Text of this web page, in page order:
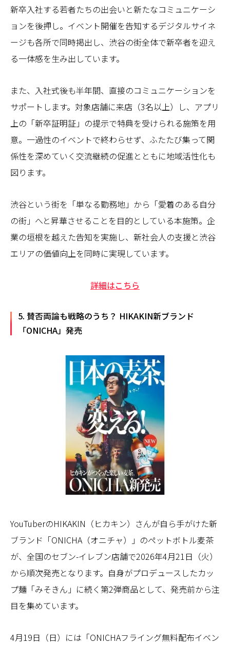
新卒入社する若者たちの出会いと新たなコミュニケーシ
ョンを後押し。イベント開催を告知するデジタルサイネ
ージも各所で同時掲出し、渋谷の街全体で新卒者を迎え
る一体感を生み出しています。
また、入社式後も半年間、直接のコミュニケーションを
サポートします。対象店舗に来店（3名以上）し、アプリ
上の「新卒証明証」の提示で特典を受けられる施策を用
意。一過性のイベントで終わらせず、ふたたび集って関
係性を深めていく交流継続の促進とともに地域活性化も
図ります。
渋谷という街を「単なる勤務地」から「愛着のある自分
の街」へと昇華させることを目的としている本施策。企
業の垣根を越えた告知を実施し、新社会人の支援と渋谷
エリアの価値向上を同時に実現しています。
詳細はこちら
5. 賛否両論も戦略のうち？ HIKAKIN新ブランド
「ONICHA」発売
YouTuberのHIKAKIN（ヒカキン）さんが自ら手がけた新
ブランド「ONICHA（オニチャ）」のペットボトル麦茶
が、全国のセブン-イレブン店舗で2026年4月21日（火）
から順次発売となります。自身がプロデュースしたカッ
プ麺「みそきん」に続く第2弾商品として、発売前から注
目を集めています。
4月19日（日）には「ONICHAフライング無料配布イベン